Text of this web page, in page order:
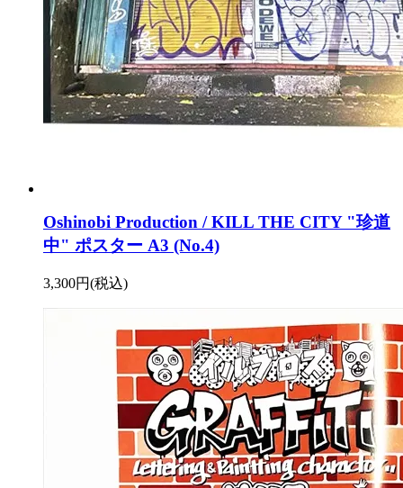
Oshinobi Production / KILL THE CITY "珍道
中" ポスター A3 (No.4)
3,300円(税込)